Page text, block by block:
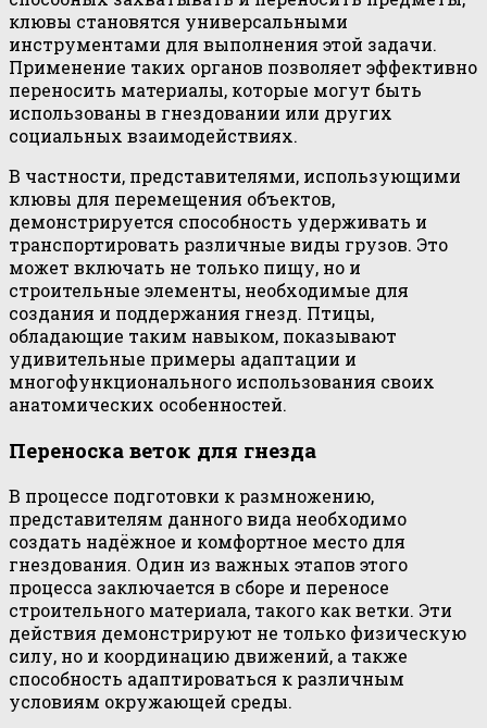
клювы становятся универсальными
инструментами для выполнения этой задачи.
Применение таких органов позволяет эффективно
переносить материалы, которые могут быть
использованы в гнездовании или других
социальных взаимодействиях.
В частности, представителями, использующими
клювы для перемещения объектов,
демонстрируется способность удерживать и
транспортировать различные виды грузов. Это
может включать не только пищу, но и
строительные элементы, необходимые для
создания и поддержания гнезд. Птицы,
обладающие таким навыком, показывают
удивительные примеры адаптации и
многофункционального использования своих
анатомических особенностей.
Переноска веток для гнезда
В процессе подготовки к размножению,
представителям данного вида необходимо
создать надёжное и комфортное место для
гнездования. Один из важных этапов этого
процесса заключается в сборе и переносе
строительного материала, такого как ветки. Эти
действия демонстрируют не только физическую
силу, но и координацию движений, а также
способность адаптироваться к различным
условиям окружающей среды.